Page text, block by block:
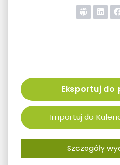
Eksportuj do
Importuj do
Szczegóły